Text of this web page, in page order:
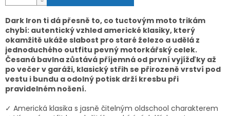
Dark Iron ti dá přesně to, co tuctovým moto trikám
chybí: autentický vzhled americké klasiky, který
okamžitě ukáže slabost pro staré železo a udělá z
jednoduchého outfitu pevný motorkářský celek.
Česaná bavlna zůstává příjemná od první vyjížďky až
po večer v garáži, klasický střih se přirozeně vrství pod
vestu i bundu a odolný potisk drží kresbu při
pravidelném nošení.
✓ Americká klasika s jasně čitelným oldschool charakterem